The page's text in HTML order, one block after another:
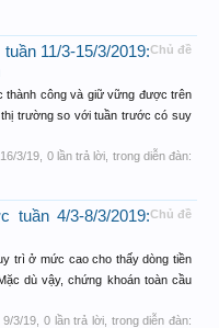
Chủ đề
11/3-15/3/2019:
thành công và giữ vững được trên
trường so với tuần trước có suy
16/3/19 , 0 lần trả lời, trong diễn đàn:
Chủ đề
tuần 4/3-8/3/2019:
trì ở mức cao cho thấy dòng tiền
dù vậy, chứng khoán toàn cầu
,9/3/19 , 0 lần trả lời, trong diễn đàn: